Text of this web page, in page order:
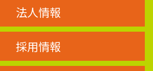
法人情報
採用情報